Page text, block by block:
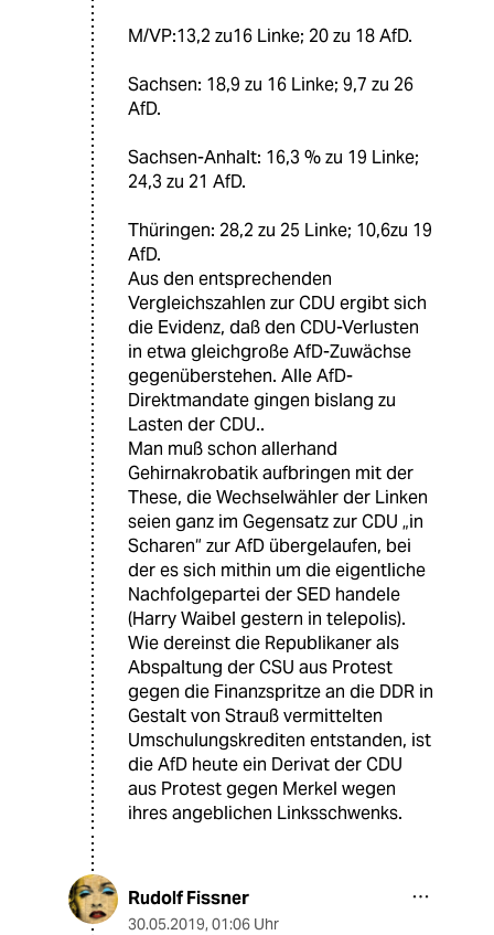
M/VP:13,2 zu16 Linke; 20 zu 18 AfD.
Sachsen: 18,9 zu 16 Linke; 9,7 zu 26
AfD.
Sachsen-Anhalt: 16,3 % zu 19 Linke;
24,3 zu 21 AfD.
Thüringen: 28,2 zu 25 Linke; 10,6zu 19
AfD.
Aus den entsprechenden
Vergleichszahlen zur CDU ergibt sich
die Evidenz, daß den CDU-Verlusten
in etwa gleichgroße AfD-Zuwächse
gegenüberstehen. Alle AfD-
Direktmandate gingen bislang zu
Lasten der CDU..
Man muß schon allerhand
Gehirnakrobatik aufbringen mit der
These, die Wechselwähler der Linken
seien ganz im Gegensatz zur CDU „in
Scharen“ zur AfD übergelaufen, bei
der es sich mithin um die eigentliche
Nachfolgepartei der SED handele
(Harry Waibel gestern in telepolis).
Wie dereinst die Republikaner als
Abspaltung der CSU aus Protest
gegen die Finanzspritze an die DDR in
Gestalt von Strauß vermittelten
Umschulungskrediten entstanden, ist
die AfD heute ein Derivat der CDU
aus Protest gegen Merkel wegen
ihres angeblichen Linksschwenks.
Rudolf Fissner
30.05.2019, 01:06 Uhr